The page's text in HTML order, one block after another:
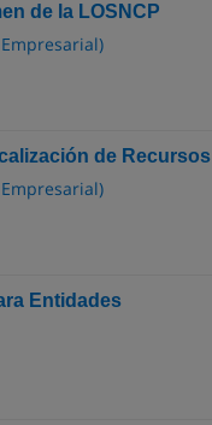
de la LOSNCP
de Recursos
Entidades